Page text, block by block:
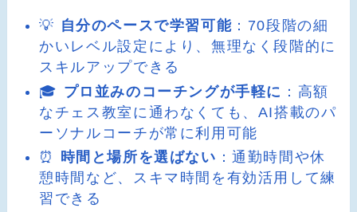
💡 自分のペースで学習可能 ：70段階の細
かいレベル設定により、無理なく段階的に
スキルアップできる
🎓 プロ並みのコーチングが手軽に ：高額
なチェス教室に通わなくても、AI搭載のパ
ーソナルコーチが常に利用可能
⏰ 時間と場所を選ばない ：通勤時間や休
憩時間など、スキマ時間を有効活用して練
習できる